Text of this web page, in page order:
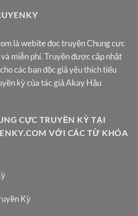
là webite đọc truyện Chung cực
miễn phí. Truyện được cập nhật
các bạn độc giả yêu thích tiểu
kỳ của tác giả Akay Hậu
CỰC TRUYỀN KỲ TẠI
VỚI CÁC TỪ KHÓA
Kỳ